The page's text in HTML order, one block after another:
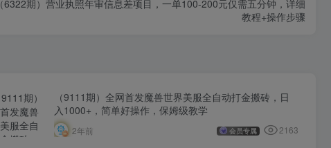
（6322期）营业执照年审信息差项目，一单100-200元仅需五分钟，详细
教程+操作步骤
（9111期）全网首发魔兽世界美服全自动打金搬砖，日
入1000+，简单好操作，保姆级教学
2年前 会员专属 2163